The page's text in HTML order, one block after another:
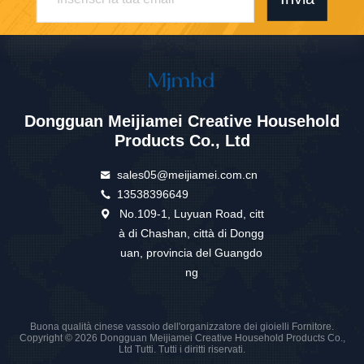
Dongguan Meijiamei Creative Household
Products Co., Ltd
sales05@meijiamei.com.cn
13538396649
No.109-1, Luyuan Road, citt
à di Chashan, città di Dongg
uan, provincia del Guangdo
ng
Buona qualità cinese vassoio dell'organizzatore dei gioielli Fornitore.
Copyright © 2026 Dongguan Meijiamei Creative Household Products Co.,
Ltd Tutti. Tutti i diritti riservati.